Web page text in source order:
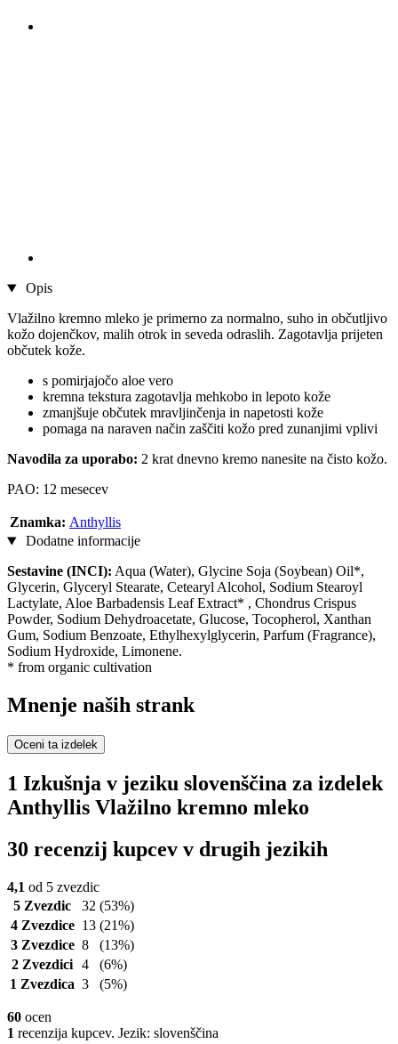
Opis
Vlažilno kremno mleko je primerno za normalno, suho in občutljivo
kožo dojenčkov, malih otrok in seveda odraslih. Zagotavlja prijeten
občutek kože.
s pomirjajočo aloe vero
kremna tekstura zagotavlja mehkobo in lepoto kože
zmanjšuje občutek mravljinčenja in napetosti kože
pomaga na naraven način zaščiti kožo pred zunanjimi vplivi
Navodila za uporabo: 2 krat dnevno kremo nanesite na čisto kožo.
PAO: 12 mesecev
Znamka: Anthyllis
Dodatne informacije
Sestavine (INCI): Aqua (Water), Glycine Soja (Soybean) Oil*,
Glycerin, Glyceryl Stearate, Cetearyl Alcohol, Sodium Stearoyl
Lactylate, Aloe Barbadensis Leaf Extract* , Chondrus Crispus
Powder, Sodium Dehydroacetate, Glucose, Tocopherol, Xanthan
Gum, Sodium Benzoate, Ethylhexylglycerin, Parfum (Fragrance),
Sodium Hydroxide, Limonene.
* from organic cultivation
Mnenje naših strank
Oceni ta izdelek
1 Izkušnja v jeziku slovenščina za izdelek
Anthyllis Vlažilno kremno mleko
30 recenzij kupcev v drugih jezikih
4,1 od 5 zvezdic
5 Zvezdic
32 (53%)
4 Zvezdice 13 (21%)
3 Zvezdice 8
(13%)
2 Zvezdici 4
(6%)
1 Zvezdica 3 (5%)
60 ocen
1 recenzija kupcev. Jezik: slovenščina